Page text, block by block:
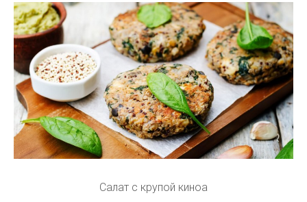
Салат с крупой киноа